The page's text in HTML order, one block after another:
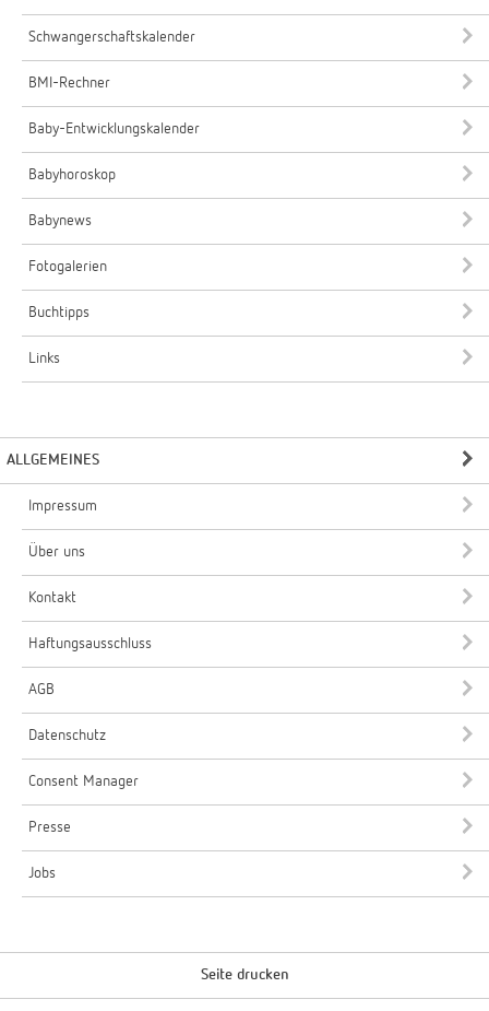
Schwangerschaftskalender
BMI-Rechner
Baby-Entwicklungskalender
Babyhoroskop
Babynews
Fotogalerien
Buchtipps
Links
ALLGEMEINES
Impressum
Über uns
Kontakt
Haftungsausschluss
AGB
Datenschutz
Consent Manager
Presse
Jobs
Seite drucken